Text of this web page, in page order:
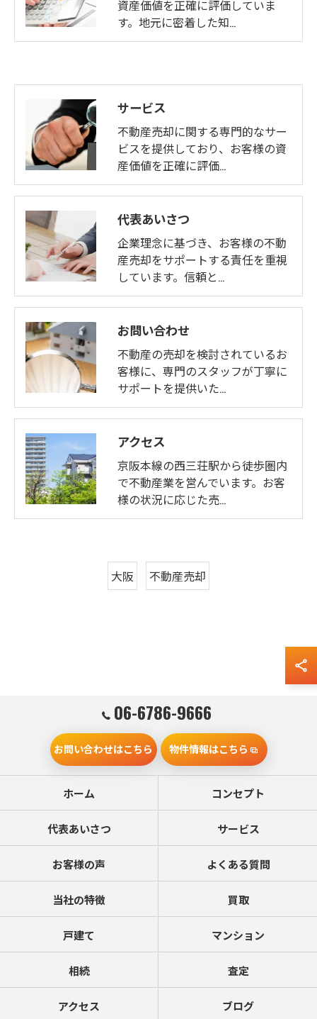
資産価値を正確に評価していま
す。地元に密着した知…
サービス
不動産売却に関する専門的なサー
ビスを提供しており、お客様の資
産価値を正確に評価…
代表あいさつ
企業理念に基づき、お客様の不動
産売却をサポートする責任を重視
しています。信頼と…
お問い合わせ
不動産の売却を検討されているお
客様に、専門のスタッフが丁寧に
サポートを提供いた…
アクセス
京阪本線の西三荘駅から徒歩圏内
で不動産業を営んでいます。お客
様の状況に応じた売…
大阪 不動産売却
06-6786-9666
お問い合わせはこちら 物件情報はこちら
ホーム コンセプト
代表あいさつ サービス
お客様の声 よくある質問
当社の特徴 買取
戸建て マンション
相続 査定
アクセス ブログ